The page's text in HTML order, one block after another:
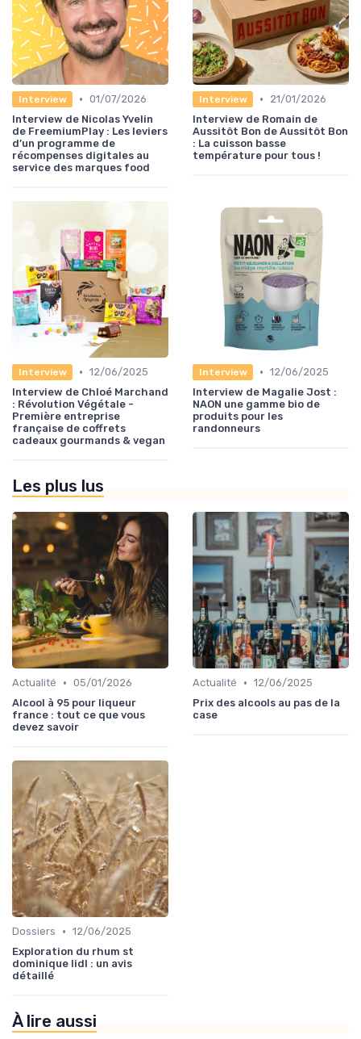
Interview • 01/07/2026
Interview de Nicolas Yvelin
de FreemiumPlay : Les leviers
d’un programme de
récompenses digitales au
service des marques food
Interview •
21/01/2026
Interview de Romain de
Aussitôt Bon de Aussitôt Bon
: La cuisson basse
température pour tous !
Interview • 12/06/2025
Interview de Chloé Marchand
: Révolution Végétale -
Première entreprise
française de coffrets
cadeaux gourmands & vegan
Interview • 12/06/2025
Interview de Magalie Jost :
NAON une gamme bio de
produits pour les
randonneurs
Les plus lus
Actualité • 05/01/2026
Alcool à 95 pour liqueur
france : tout ce que vous
devez savoir
Actualité • 12/06/2025
Prix des alcools au pas de la
case
Dossiers • 12/06/2025
Exploration du rhum st
dominique lidl : un avis
détaillé
À lire aussi